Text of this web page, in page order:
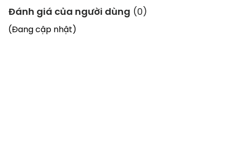
Khử dechlorine bằng cách tiếp tục đun sôi 5
phút để loại bỏ hợp chất clo giúp đảm bảo vệ
Đánh giá của người dùng (0 )
(Đang cập nhật)